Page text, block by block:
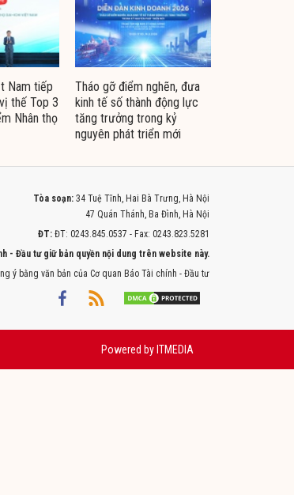
Nam tiếp
thế Top 3
Nhân thọ
Tháo gỡ điểm nghẽn, đưa
kinh tế số thành động lực
tăng trưởng trong kỷ
nguyên phát triển mới
Tòa soạn: 34 Tuệ Tĩnh, Hai Bà Trưng, Hà Nội
47 Quán Thánh, Ba Đình, Hà Nội
ĐT: ĐT: 0243.845.0537 - Fax: 0243.823.5281
- Đầu tư giữ bản quyền nội dung trên website này.
ý bằng văn bản của Cơ quan Báo Tài chính - Đầu tư
Powered by ITMEDIA